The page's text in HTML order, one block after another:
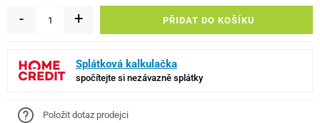
- + PŘIDAT DO KOŠÍKU
Splátková kalkulačka
spočítejte si nezávazně splátky
Položit dotaz prodejci